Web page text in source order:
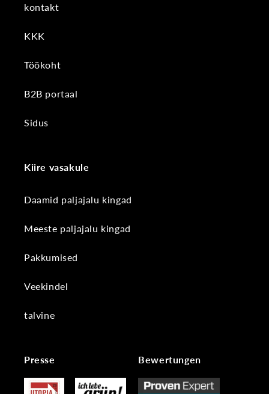
kontakt
KKK
Töökoht
B2B portaal
Sidus
Kiire vasakule
Daamid paljajalu kingad
Meeste paljajalu kingad
Pakkumised
Veekindel
talvine
Presse Bewertungen